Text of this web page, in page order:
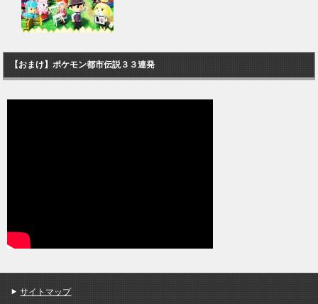
【おまけ】ポケモン都市伝説３３連発
サイトマップ